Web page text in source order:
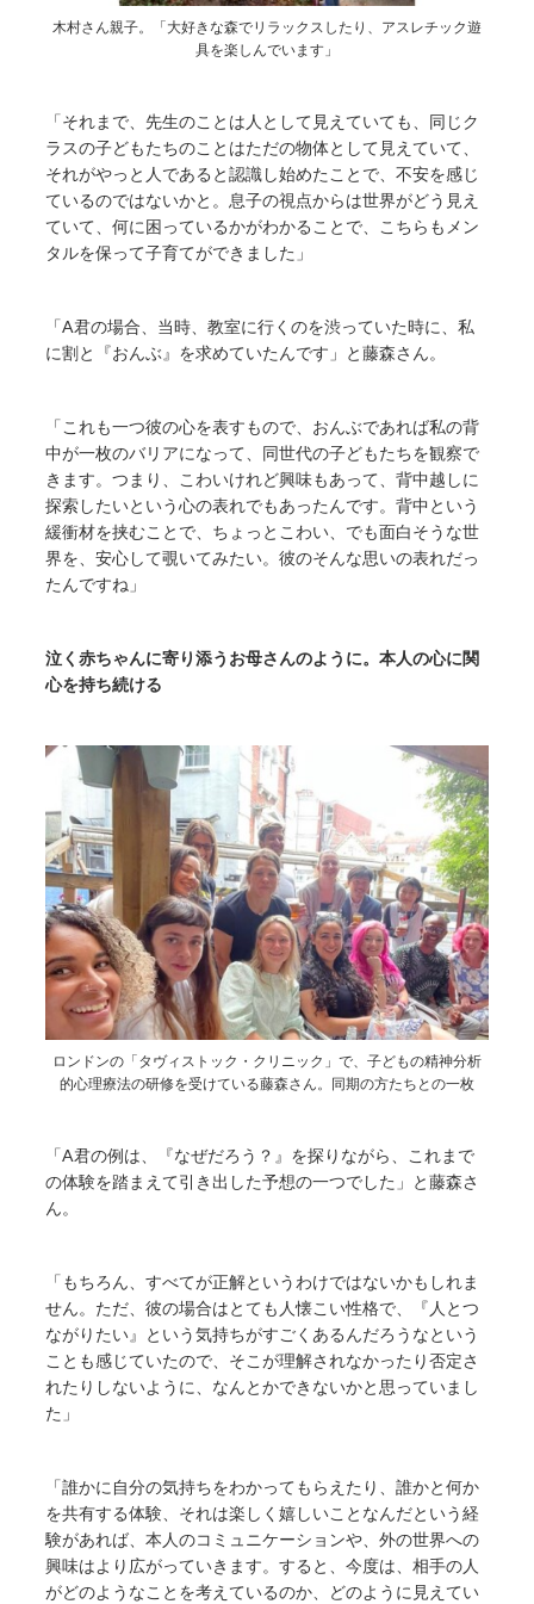
木村さん親子。「大好きな森でリラックスしたり、アスレチック遊
具を楽しんでいます」
「それまで、先生のことは人として見えていても、同じク
ラスの子どもたちのことはただの物体として見えていて、
それがやっと人であると認識し始めたことで、不安を感じ
ているのではないかと。息子の視点からは世界がどう見え
ていて、何に困っているかがわかることで、こちらもメン
タルを保って子育てができました」
「A君の場合、当時、教室に行くのを渋っていた時に、私
に割と『おんぶ』を求めていたんです」と藤森さん。
「これも一つ彼の心を表すもので、おんぶであれば私の背
中が一枚のバリアになって、同世代の子どもたちを観察で
きます。つまり、こわいけれど興味もあって、背中越しに
探索したいという心の表れでもあったんです。背中という
緩衝材を挟むことで、ちょっとこわい、でも面白そうな世
界を、安心して覗いてみたい。彼のそんな思いの表れだっ
たんですね」
泣く赤ちゃんに寄り添うお母さんのように。本人の心に関
心を持ち続ける
ロンドンの「タヴィストック・クリニック」で、子どもの精神分析
的心理療法の研修を受けている藤森さん。同期の方たちとの一枚
「A君の例は、『なぜだろう？』を探りながら、これまで
の体験を踏まえて引き出した予想の一つでした」と藤森さ
ん。
「もちろん、すべてが正解というわけではないかもしれま
せん。ただ、彼の場合はとても人懐こい性格で、『人とつ
ながりたい』という気持ちがすごくあるんだろうなという
ことも感じていたので、そこが理解されなかったり否定さ
れたりしないように、なんとかできないかと思っていまし
た」
「誰かに自分の気持ちをわかってもらえたり、誰かと何か
を共有する体験、それは楽しく嬉しいことなんだという経
験があれば、本人のコミュニケーションや、外の世界への
興味はより広がっていきます。すると、今度は、相手の人
がどのようなことを考えているのか、どのように見えてい